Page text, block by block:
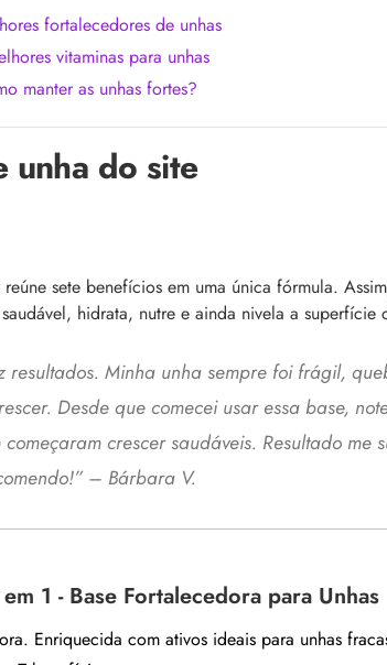
fortalecedores de unhas
vitaminas para unhas
manter as unhas fortes?
unha do site
sete benefícios em uma única fórmula.
hidrata, nutre e ainda nivela a superfície
resultados. Minha unha sempre foi frágil,
Desde que comecei usar essa base,
crescer saudáveis. Resultado me
– Bárbara V.
1 - Base Fortalecedora para Unhas
Enriquecida com ativos ideais para unhas